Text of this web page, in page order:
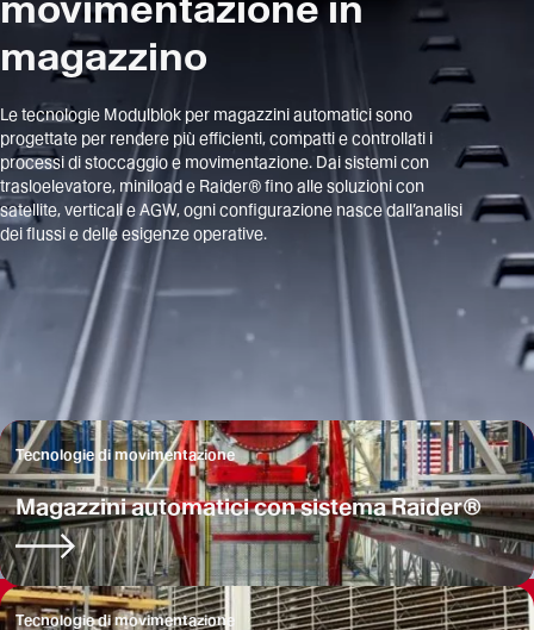
magazzino
Le tecnologie Modulblok per magazzini automatici sono
progettate per rendere più efficienti, compatti e controllati i
processi di stoccaggio e movimentazione. Dai sistemi con
trasloelevatore, miniload e Raider® fino alle soluzioni con
satellite, verticali e AGW, ogni configurazione nasce dall’analisi
dei flussi e delle esigenze operative.
Tecnologie di movimentazione
Magazzini automatici con sistema Raider®
Tecnologie di movimentazione